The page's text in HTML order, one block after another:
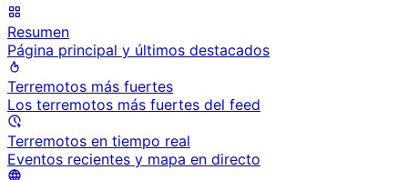
Resumen
Página principal y últimos destacados
Terremotos más fuertes
Los terremotos más fuertes del feed
Terremotos en tiempo real
Eventos recientes y mapa en directo